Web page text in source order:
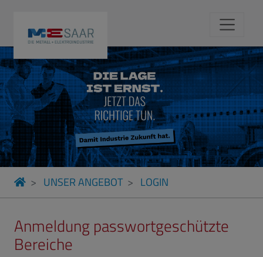
UNSER ANGEBOT LOGIN
Anmeldung passwortgeschützte
Bereiche